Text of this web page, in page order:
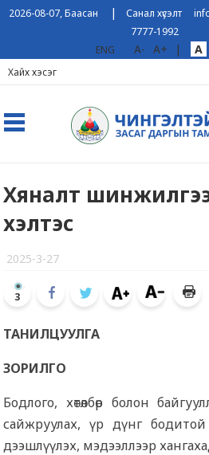
2026-08-07, Баасан |Санал хүсэлт
7777-1992
ENG
A- A+ | A
Хяналт
хэлтэс
2025-3-27
3
ТАНИЛЦУУЛГА
ЗОРИЛГО
Бодлого, хөтөлбөр болон
сайжруулах, үр дүнг
дээшлүүлэх, мэдээллээр